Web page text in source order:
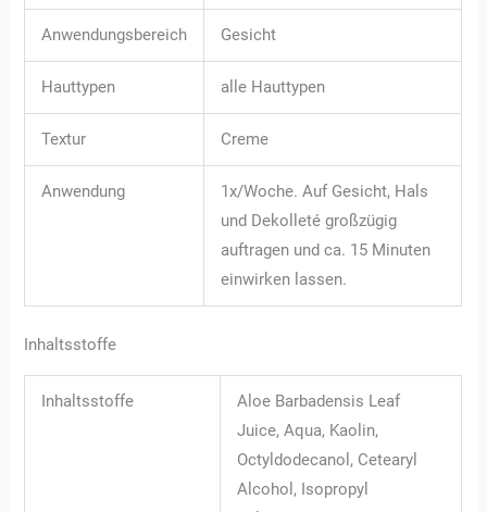
Anwendungsbereich Gesicht
Hauttypen alle Hauttypen
Textur Creme
Anwendung
1x/Woche. Auf Gesicht, Hals
und Dekolleté großzügig
auftragen und ca. 15 Minuten
einwirken lassen.
Inhaltsstoffe
Inhaltsstoffe
Aloe Barbadensis Leaf
Juice, Aqua, Kaolin,
Octyldodecanol, Cetearyl
Alcohol, Isopropyl